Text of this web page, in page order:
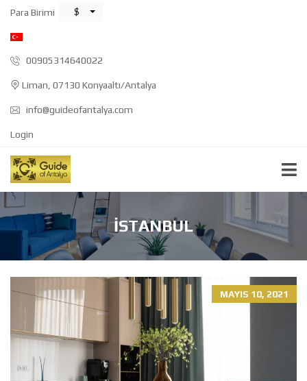
Para Birimi $
00905314640022
Liman, 07130 Konyaaltı/Antalya
info@guideofantalya.com
Login
İSTANBUL
MAYIS 10, 2021